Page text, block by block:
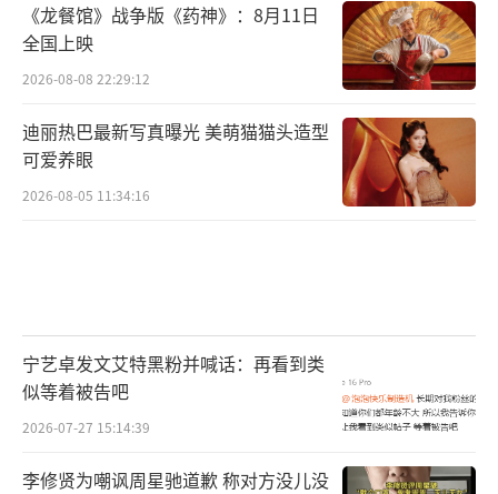
《龙餐馆》战争版《药神》：8月11日
全国上映
2026-08-08 22:29:12
迪丽热巴最新写真曝光 美萌猫猫头造型
可爱养眼
2026-08-05 11:34:16
宁艺卓发文艾特黑粉并喊话：再看到类
似等着被告吧
2026-07-27 15:14:39
李修贤为嘲讽周星驰道歉 称对方没儿没